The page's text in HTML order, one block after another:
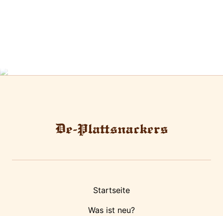
Startseite
Was ist neu?